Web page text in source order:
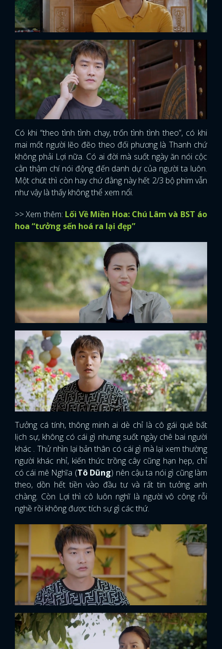
Có khi “theo tình tình chạy, trốn tình tình theo”, có khi
mai mốt người lẽo đẽo theo đối phương là Thanh chứ
không phải Lợi nữa. Có ai đời mà suốt ngày ăn nói cộc
cằn thậm chí nói động đến danh dự của người ta luôn.
Một chút thì còn hay chứ đằng này hết 2/3 bộ phim vẫn
như vậy là thấy không thể xem nổi.
>> Xem thêm: Lối Về Miền Hoa: Chú Lâm và BST áo
hoa “tưởng sến hoá ra lại đẹp”
Tưởng cá tính, thông minh ai dè chỉ là cô gái quê bất
lịch sự, không có cái gì nhưng suốt ngày chê bai người
khác . Thử nhìn lại bản thân có cái gì mà lại xem thường
người khác nhỉ, kiến thức trồng cây cũng hạn hẹp, chỉ
có cái mê Nghĩa (Tô Dũng) nên cậu ta nói gì cũng làm
theo, dồn hết tiền vào đầu tư và rất tin tưởng anh
chàng. Còn Lợi thì cô luôn nghĩ là người vô công rỗi
nghề rồi không được tích sự gì các thứ.